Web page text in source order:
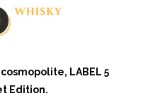
LABEL 5
Edition.